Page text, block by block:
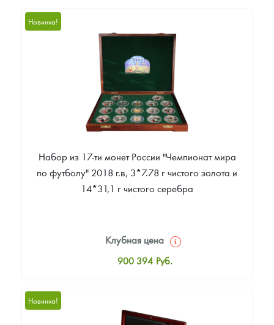
Цена выкупа
Звоните
Новинка!
Набор из 17-ти монет России "Чемпионат мира
по футболу" 2018 г.в, 3*7.78 г чистого золота и
14*31,1 г чистого серебра
Клубная цена
900 394 Руб.
Цена выкупа
Новинка!